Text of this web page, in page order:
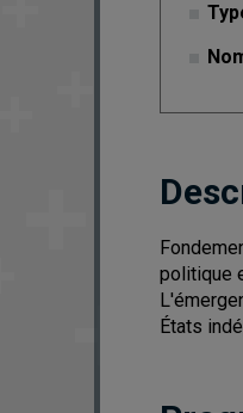
politique
États